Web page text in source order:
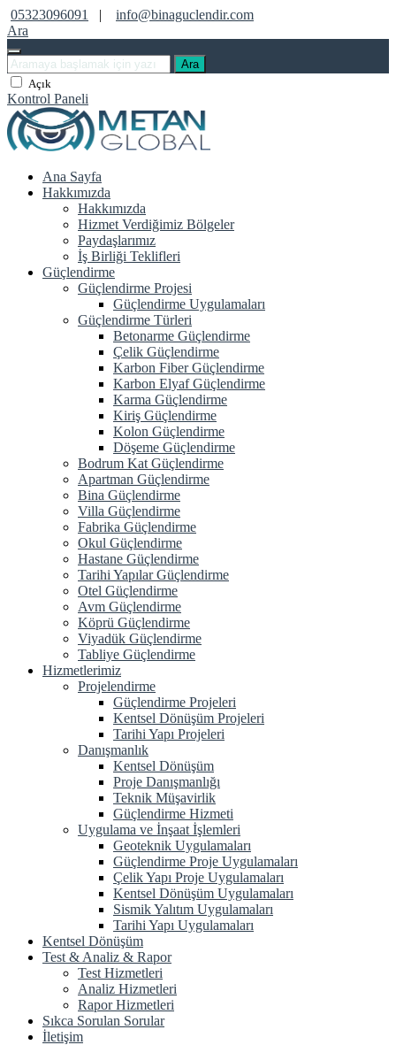
05323096091 |
info@binaguclendir.com
Ara
Ara
Açık
Kontrol Paneli
Ana Sayfa
Hakkımızda
Hakkımızda
Hizmet Verdiğimiz Bölgeler
Paydaşlarımız
İş Birliği Teklifleri
Güçlendirme
Güçlendirme Projesi
Güçlendirme Uygulamaları
Güçlendirme Türleri
Betonarme Güçlendirme
Çelik Güçlendirme
Karbon Fiber Güçlendirme
Karbon Elyaf Güçlendirme
Karma Güçlendirme
Kiriş Güçlendirme
Kolon Güçlendirme
Döşeme Güçlendirme
Bodrum Kat Güçlendirme
Apartman Güçlendirme
Bina Güçlendirme
Villa Güçlendirme
Fabrika Güçlendirme
Okul Güçlendirme
Hastane Güçlendirme
Tarihi Yapılar Güçlendirme
Otel Güçlendirme
Avm Güçlendirme
Köprü Güçlendirme
Viyadük Güçlendirme
Tabliye Güçlendirme
Hizmetlerimiz
Projelendirme
Güçlendirme Projeleri
Kentsel Dönüşüm Projeleri
Tarihi Yapı Projeleri
Danışmanlık
Kentsel Dönüşüm
Proje Danışmanlığı
Teknik Müşavirlik
Güçlendirme Hizmeti
Uygulama ve İnşaat İşlemleri
Geoteknik Uygulamaları
Güçlendirme Proje Uygulamaları
Çelik Yapı Proje Uygulamaları
Kentsel Dönüşüm Uygulamaları
Sismik Yalıtım Uygulamaları
Tarihi Yapı Uygulamaları
Kentsel Dönüşüm
Test & Analiz & Rapor
Test Hizmetleri
Analiz Hizmetleri
Rapor Hizmetleri
Sıkca Sorulan Sorular
İletişim